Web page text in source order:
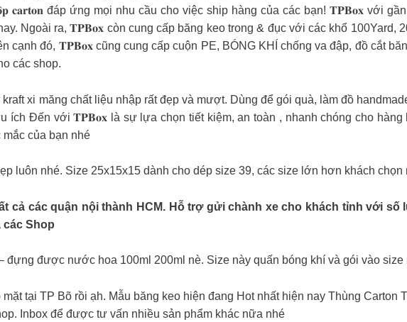
𝐜𝐚𝐫𝐭𝐨𝐧 đáp ứng mọi nhu cầu cho việc ship hàng của các bạn! 𝐓𝐏𝐁𝐨𝐱 với
Ngoài ra, 𝐓𝐏𝐁𝐨𝐱 còn cung cấp băng keo trong & đục với các khổ 100Yard,
cạnh đó, 𝐓𝐏𝐁𝐨𝐱 cũng cung cấp cuộn PE, BÓNG KHÍ chống va đập, đồ cắt
các shop.
xi măng chất liệu nhập rất đẹp và mượt. Dùng để gói quà, làm đồ
ích Đến với 𝐓𝐏𝐁𝐨𝐱 là sự lựa chọn tiết kiệm, an toàn , nhanh chóng cho
của bạn nhé
luôn nhé. Size 25x15x15 dành cho dép size 39, các size lớn hơn khách
cả các quận nội thành HCM. Hỗ trợ gửi chành xe cho khách tỉnh với
các Shop
đựng được nước hoa 100ml 200ml nè. Size này quấn bóng khí và gói vào size
tại TP Bõ rồi ạh. Mẫu băng keo hiện đang Hot nhất hiện nay Thùng Carton
Inbox để được tư vấn nhiều sản phẩm khác nữa nhé